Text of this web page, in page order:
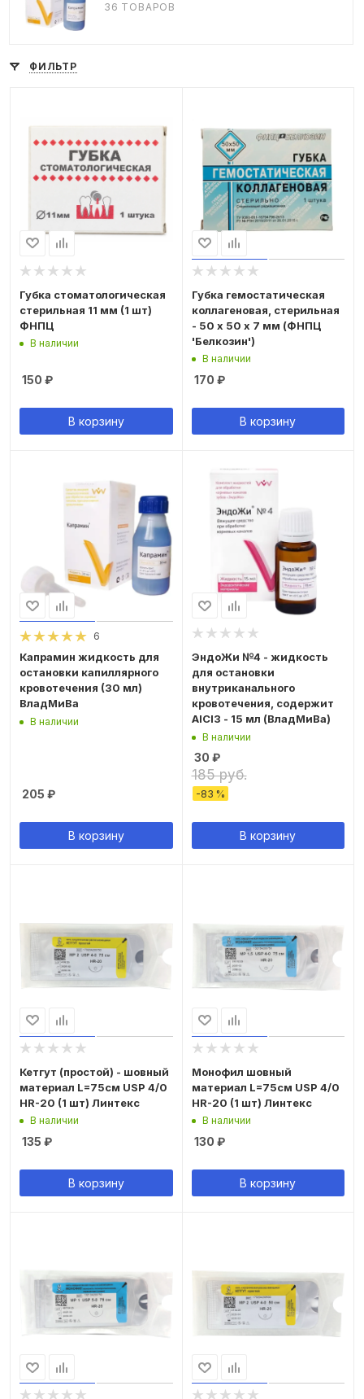
36 ТОВАРОВ
ФИЛЬТР
Губка стоматологическая
стерильная 11 мм (1 шт)
ФНПЦ
В наличии
150 ₽
В корзину
Губка гемостатическая
коллагеновая, стерильная
- 50 х 50 х 7 мм (ФНПЦ
'Белкозин')
В наличии
170 ₽
В корзину
6
Капрамин жидкость для
остановки капиллярного
кровотечения (30 мл)
ВладМиВа
В наличии
205 ₽
В корзину
ЭндоЖи №4 - жидкость
для остановки
внутриканального
кровотечения, содержит
AlCl3 - 15 мл (ВладМиВа)
В наличии
30 ₽
185 руб.
-83 %
В корзину
Кетгут (простой) - шовный
материал L=75см USP 4/0
HR-20 (1 шт) Линтекс
В наличии
135 ₽
В корзину
Монофил шовный
материал L=75см USP 4/0
HR-20 (1 шт) Линтекс
В наличии
130 ₽
В корзину